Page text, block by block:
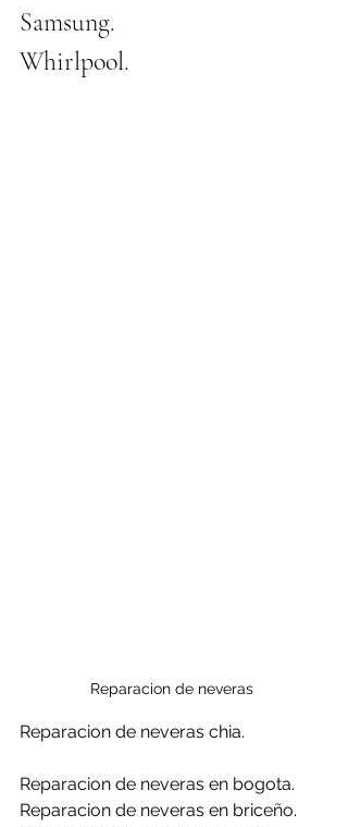
Samsung.
Whirlpool.
Reparacion de neveras
Reparacion de neveras chia.
Reparacion de neveras en bogota.
Reparacion de neveras en briceño.